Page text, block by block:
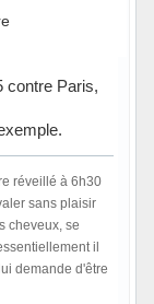
contre Paris,
réveillé à 6h30
sans plaisir
cheveux, se
il
demande d'être